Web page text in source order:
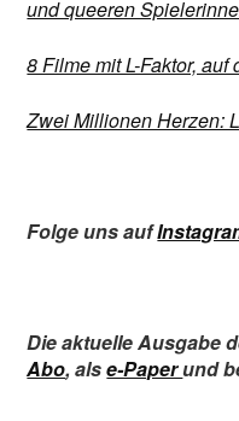
und queeren
8 Filme mit L-Faktor,
Zwei Millionen Herzen:
Folge uns auf
Die aktuelle Ausgabe
Abo,alse-Paperund